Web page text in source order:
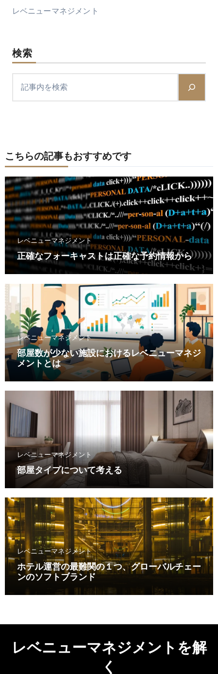
レベニューマネジメント
検索
こちらの記事もおすすめです
レベニューマネジメント
正確なフォーキャストは正確な予約情報から
レベニューマネジメント
部屋数が少ない施設におけるレベニューマネジ
メントとは
レベニューマネジメント
部屋タイプについて考える
レベニューマネジメント
ホテル運営の最難関の１つ、グローバルチェー
ンのソフトブランド
レベニューマネジメントを解
く